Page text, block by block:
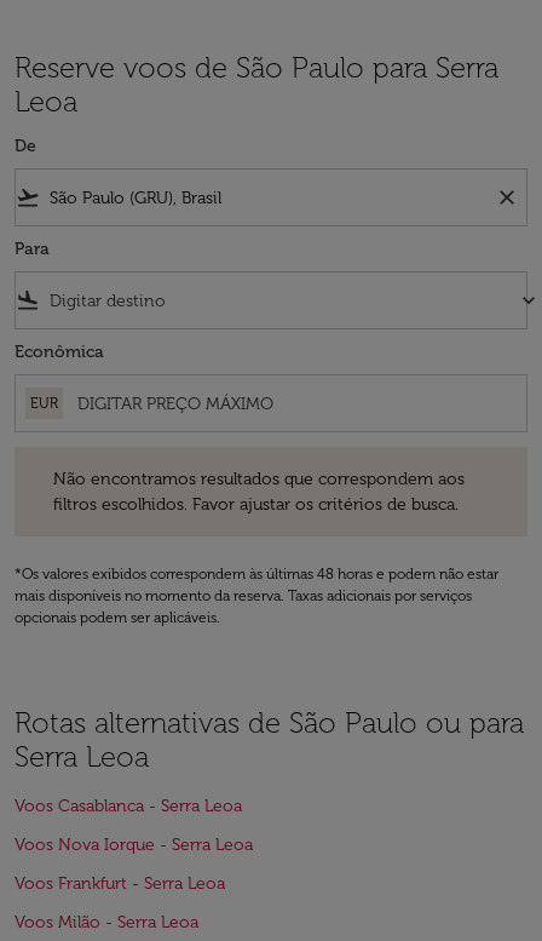
Reserve voos de São Paulo para Serra
Leoa
De
flight_takeoff close
Para
flight_land keyboard_arrow_down
Econômica
EUR
Não encontramos resultados que correspondem aos
filtros escolhidos. Favor ajustar os critérios de busca.
*Os valores exibidos correspondem às últimas 48 horas e podem não estar
mais disponíveis no momento da reserva. Taxas adicionais por serviços
opcionais podem ser aplicáveis.
Rotas alternativas de São Paulo ou para
Serra Leoa
Voos Casablanca - Serra Leoa
Voos Nova Iorque - Serra Leoa
Voos Frankfurt - Serra Leoa
Voos Milão - Serra Leoa